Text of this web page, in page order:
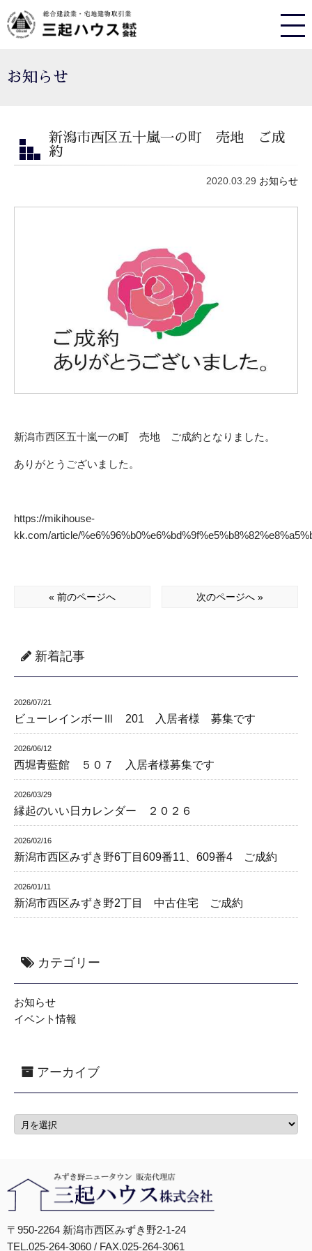
お知らせ
新潟市西区五十嵐一の町 売地 ご成
約
2020.03.29 お知らせ
新潟市西区五十嵐一の町 売地 ご成約となりました。
ありがとうございました。
https://mikihouse-
kk.com/article/
« 前のページへ 次のページへ »
新着記事
2026/07/21
ビューレインボーⅢ 201 入居者様 募集です
2026/06/12
西堀青藍館 ５０７ 入居者様募集です
2026/03/29
縁起のいい日カレンダー ２０２６
2026/02/16
新潟市西区みずき野6丁目609番11、609番4 ご成約
2026/01/11
新潟市西区みずき野2丁目 中古住宅 ご成約
カテゴリー
お知らせ
イベント情報
アーカイブ
〒950-2264 新潟市西区みずき野2-1-24
TEL.025-264-3060 / FAX.025-264-3061